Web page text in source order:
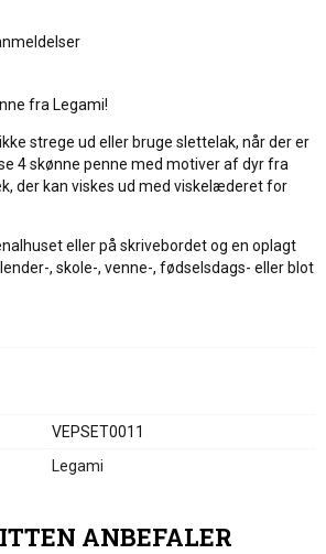
fra Legami!
strege ud eller bruge slettelak, når der er
4 skønne penne med motiver af dyr fra
der kan viskes ud med viskelæderet for
eller på skrivebordet og en oplagt
, skole-, venne-, fødselsdags- eller blot
VEPSET0011
Legami
ANBEFALER